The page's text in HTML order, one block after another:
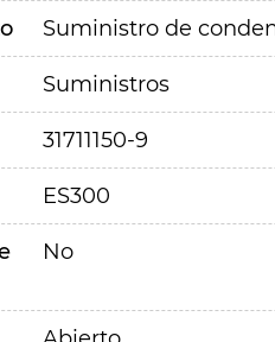
Suministro de
Suministros
31711150-9
ES300
No